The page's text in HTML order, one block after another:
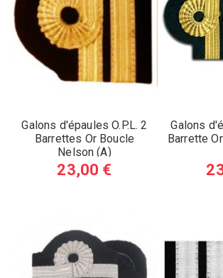
Galons d'épaules O.P.L. 2
Barrettes Or Boucle
Nelson (A)
23,00 €
Galons
Barrette